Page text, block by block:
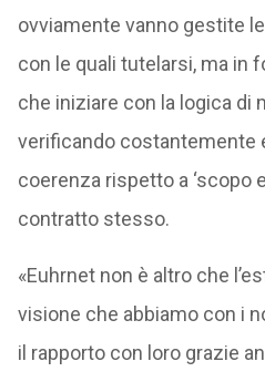
ovviamente vanno gestite
con le quali tutelarsi, ma in
che iniziare con la logica di
verificando costantemente
coerenza rispetto a ‘scopo
contratto stesso.
«Euhrnet non è altro che
visione che abbiamo con i
il rapporto con loro grazie